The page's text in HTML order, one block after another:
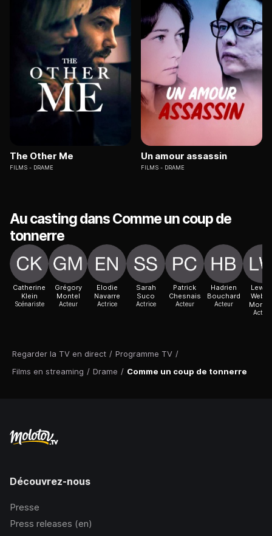
Regarder la TV en direct / Programme TV /
Films en streaming / Drame / Comme un coup de tonnerre
The Other Me
FILMS DRAME
Un amour assassin
FILMS DRAME
Au casting dans Comme un coup de
tonnerre
Catherine
Klein
Scénariste
Grégory
Montel
Acteur
Elodie
Navarre
Actrice
Sarah
Suco
Actrice
Patrick
Chesnais
Acteur
Hadrien
Bouchard
Acteur
Acteur
Découvrez-nous
Presse
Press releases (en)